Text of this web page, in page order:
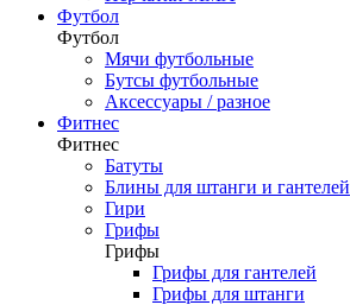
Футбол
Футбол
Мячи футбольные
Бутсы футбольные
Аксессуары / разное
Фитнес
Фитнес
Батуты
Блины для штанги и гантелей
Гири
Грифы
Грифы
Грифы для гантелей
Грифы для штанги